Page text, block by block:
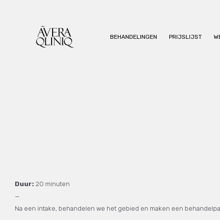
BEHANDELINGEN PRIJSLIJST
Duur: 20 minuten
—
Na een intake, behandelen we het gebied en maken een